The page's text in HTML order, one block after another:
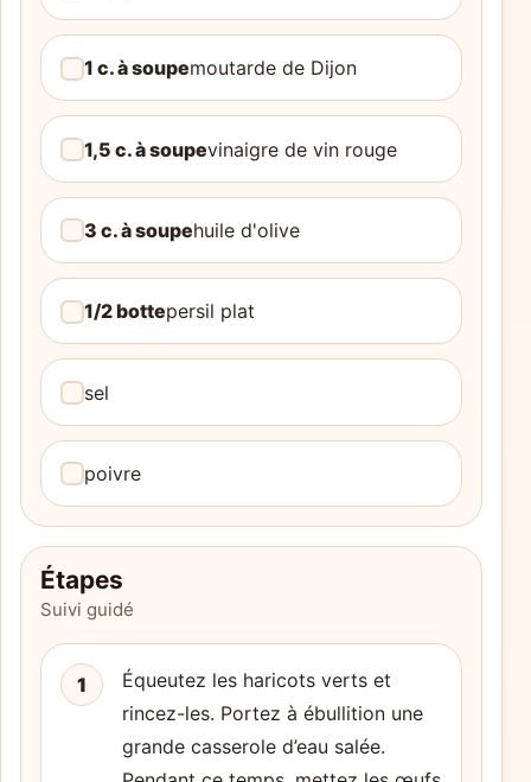
1 c. à soupemoutarde de Dijon
1,5 c. à soupevinaigre de vin rouge
3 c. à soupehuile d'olive
1/2 bottepersil plat
sel
poivre
Étapes
Suivi guidé
1
Équeutez les haricots verts et
rincez-les. Portez à ébullition une
grande casserole d’eau salée.